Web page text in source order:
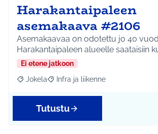
Harakantaipaleen
asemakaava #2106
Asemakaavaa on odotettu jo 40
Harakantaipaleen alueelle saataisiin
Ei etene jatkoon
Rajaa tulokset aihepiirin mukaan: Jokela
Jokela Rajaa tulokset teeman mukaan:
Infra ja liikenne
Tutustu